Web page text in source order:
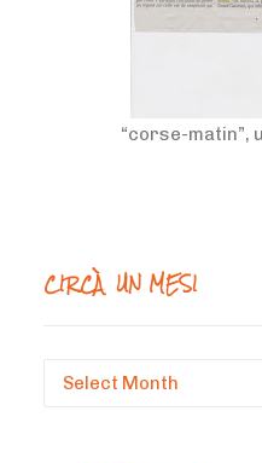
“corse-matin”,
CIRCÀ UN MESI
Circà